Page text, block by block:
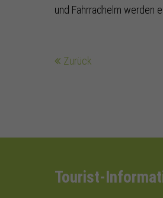
und Fahrradhelm werden
Zurück
Tourist-